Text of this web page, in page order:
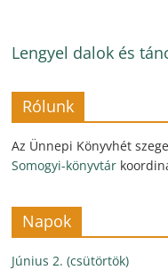
Lengyel dalok és
Rólunk
Az Ünnepi Könyvhét
Somogyi-könyvtár
Napok
Június 2. (csütörtök)